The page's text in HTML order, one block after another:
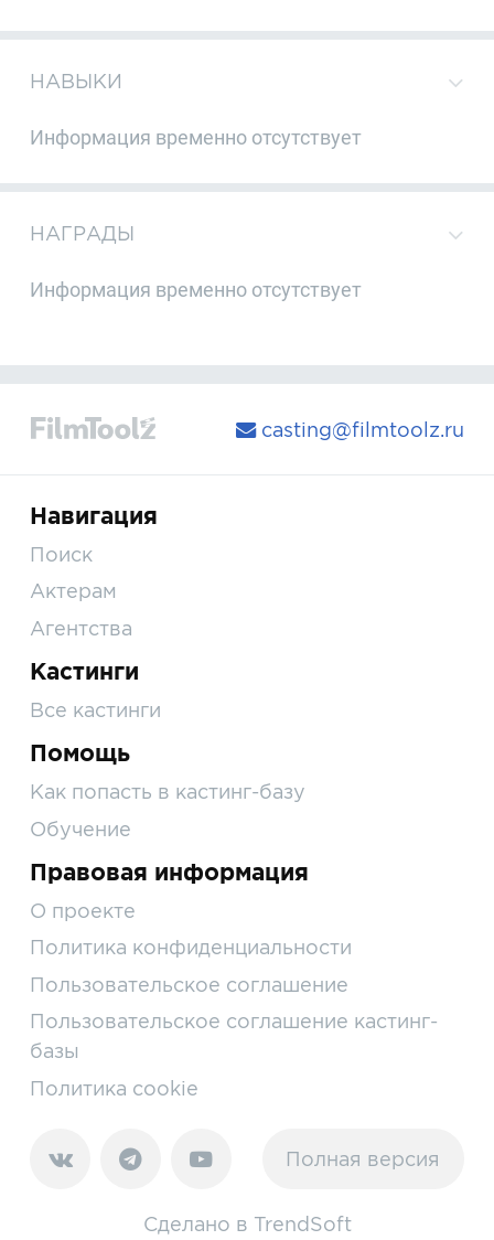
НАВЫКИ
Информация временно отсутствует
НАГРАДЫ
Информация временно отсутствует
casting@filmtoolz.ru
Навигация
Поиск
Актерам
Агентства
Кастинги
Все кастинги
Помощь
Как попасть в кастинг-базу
Обучение
Правовая информация
О проекте
Политика конфиденциальности
Пользовательское соглашение
Пользовательское соглашение кастинг-
базы
Политика cookie
Полная версия
Сделано в TrendSoft